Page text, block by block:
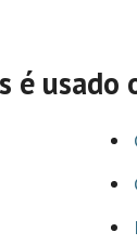
é usado